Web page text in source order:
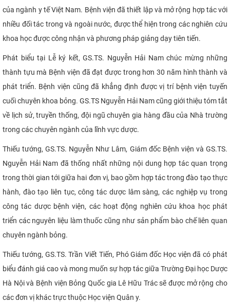
của ngành y tế Việt Nam. Bệnh viện đã thiết lập và mở rộng hợp tác với
nhiều đối tác trong và ngoài nước, được thể hiện trong các nghiên cứu
khoa học được công nhận và phương pháp giảng dạy tiên tiến.
Phát biểu tại Lễ ký kết, GS.TS. Nguyễn Hải Nam chúc mừng những
thành tựu mà Bệnh viện đã đạt được trong hơn 30 năm hình thành và
phát triển. Bệnh viện cũng đã khẳng định được vị trí bệnh viện tuyến
cuối chuyên khoa bỏng. GS.TS Nguyễn Hải Nam cũng giới thiệu tóm tắt
về lịch sử, truyền thống, đội ngũ chuyên gia hàng đầu của Nhà trường
trong các chuyên ngành của lĩnh vực dược.
Thiếu tướng, GS.TS. Nguyễn Như Lâm, Giám đốc Bệnh viện và GS.TS.
Nguyễn Hải Nam đã thống nhất những nội dung hợp tác quan trọng
trong thời gian tới giữa hai đơn vị, bao gồm hợp tác trong đào tạo thực
hành, đào tạo liên tục, công tác dược lâm sàng, các nghiệp vụ trong
công tác dược bệnh viện, các hoạt động nghiên cứu khoa học phát
triển các nguyên liệu làm thuốc cũng như sản phẩm bào chế liên quan
chuyên ngành bỏng.
Thiếu tướng, GS.TS. Trần Viết Tiến, Phó Giám đốc Học viện đã có phát
biểu đánh giá cao và mong muốn sự hợp tác giữa Trường Đại học Dược
Hà Nội và Bệnh viện Bỏng Quốc gia Lê Hữu Trác sẽ được mở rộng cho
các đơn vị khác trực thuộc Học viện Quân y.